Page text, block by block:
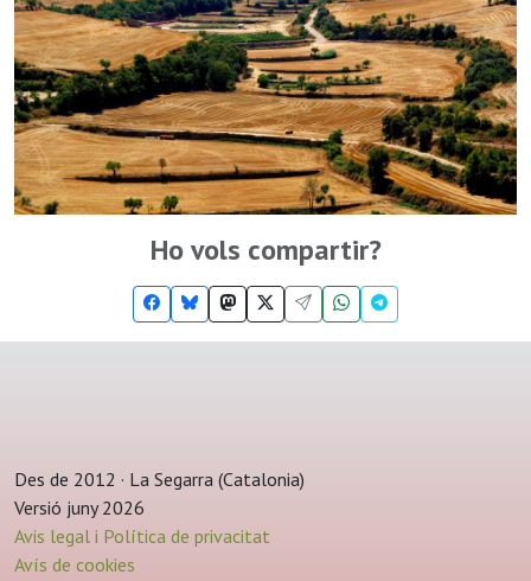
Ho vols compartir?
Des de 2012 · La Segarra (Catalonia)
Versió juny 2026
Avis legal i Política de privacitat
Avís de cookies